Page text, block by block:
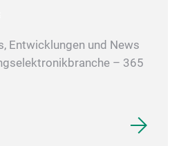
Entwicklungen und News
– 365